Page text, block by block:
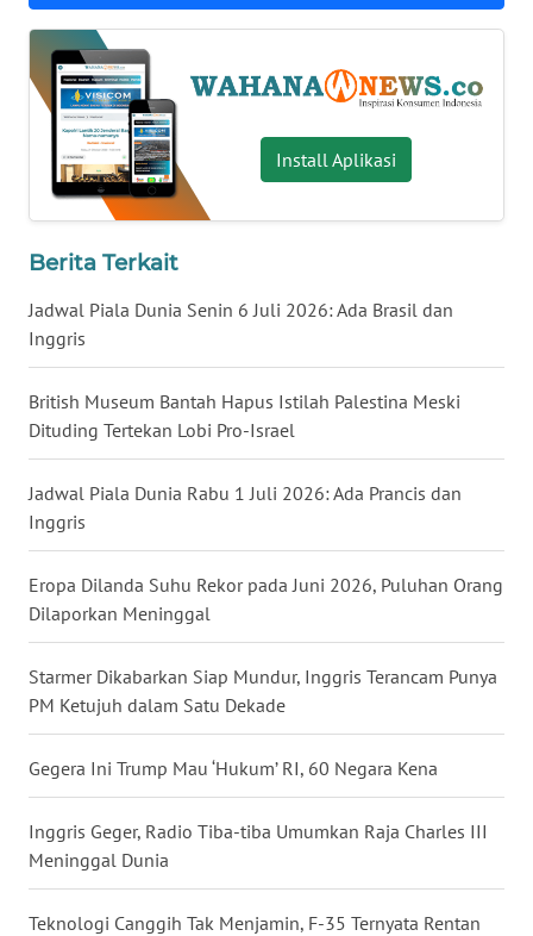
Install Aplikasi
Berita Terkait
Jadwal Piala Dunia Senin 6 Juli 2026: Ada Brasil dan
Inggris
British Museum Bantah Hapus Istilah Palestina Meski
Dituding Tertekan Lobi Pro-Israel
Jadwal Piala Dunia Rabu 1 Juli 2026: Ada Prancis dan
Inggris
Eropa Dilanda Suhu Rekor pada Juni 2026, Puluhan Orang
Dilaporkan Meninggal
Starmer Dikabarkan Siap Mundur, Inggris Terancam Punya
PM Ketujuh dalam Satu Dekade
Gegera Ini Trump Mau ‘Hukum’ RI, 60 Negara Kena
Inggris Geger, Radio Tiba-tiba Umumkan Raja Charles III
Meninggal Dunia
Teknologi Canggih Tak Menjamin, F-35 Ternyata Rentan
WN
SULTRA
WN
NTB
WN
WN
SULBAR
WN
BABEL
WN
SUMBAR
WN
SUMSEL
WN
WN